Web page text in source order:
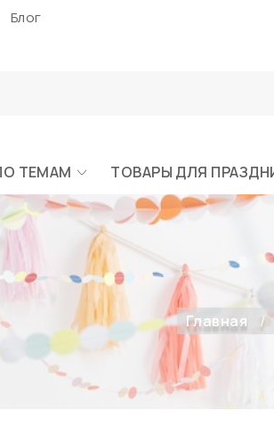
Блог
ТЕМАМ ТОВАРЫ ДЛЯ
Главная